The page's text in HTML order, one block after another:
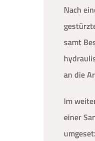
Nach
samt
an die
Im
einer